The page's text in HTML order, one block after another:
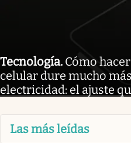
Tecnología. Cómo
celular dure mucho
electricidad: el ajuste
Las más leídas